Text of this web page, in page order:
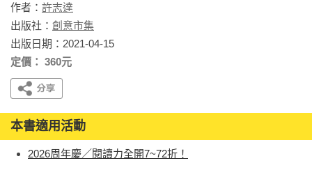
作者： 許志達
出版社： 創意市集
出版日期：2021-04-15
定價： 360元
本書適用活動
2026周年慶／閱讀力全開7~72折！